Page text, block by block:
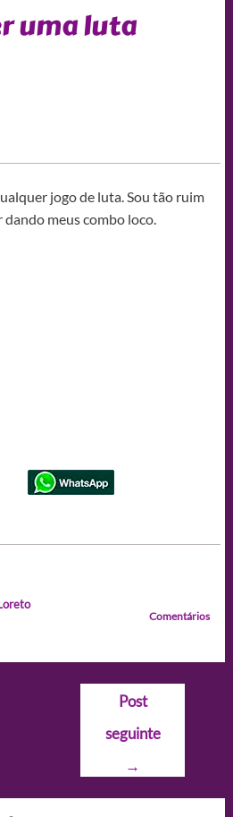
uma luta
jogo de luta. Sou tão ruim
meus combo loco.
Comentários
Post
seguinte
→